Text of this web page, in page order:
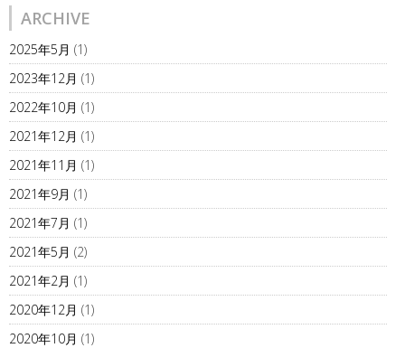
ARCHIVE
2025年5月 (1)
2023年12月 (1)
2022年10月 (1)
2021年12月 (1)
2021年11月 (1)
2021年9月 (1)
2021年7月 (1)
2021年5月 (2)
2021年2月 (1)
2020年12月 (1)
2020年10月 (1)